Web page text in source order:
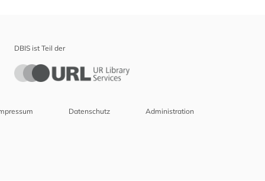
DBIS ist Teil der
Datenschutz Administration